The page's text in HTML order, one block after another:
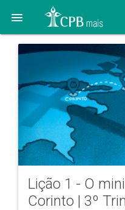

Lição 1 - O
Corinto | 3º